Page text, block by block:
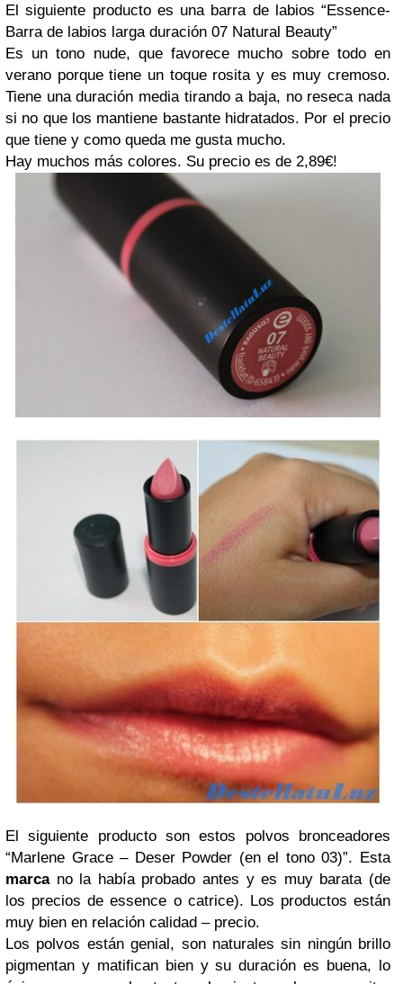
El siguiente producto es una barra de labios “Essence-
Barra de labios larga duración 07 Natural Beauty”
Es un tono nude, que favorece mucho sobre todo en
verano porque tiene un toque rosita y es muy cremoso.
Tiene una duración media tirando a baja, no reseca nada
si no que los mantiene bastante hidratados. Por el precio
que tiene y como queda me gusta mucho.
Hay muchos más colores. Su precio es de 2,89€!
El siguiente producto son estos polvos bronceadores
“Marlene Grace – Deser Powder (en el tono 03)”. Esta
marcano la había probado antes y es muy barata (de
los precios de essence o catrice). Los productos están
muy bien en relación calidad – precio.
Los polvos están genial, son naturales sin ningún brillo
pigmentan y matifican bien y su duración es buena, lo